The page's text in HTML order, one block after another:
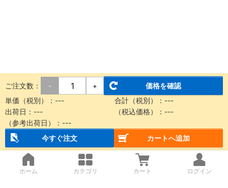
ご注文数： - +
価格を確認
単価（税別）： --- 合計（税別）： ---
出荷日： --- （税込価格）： ---
（参考出荷日）： ---
今すぐ注文
カートへ追加
ホーム カテゴリ カート ログイン